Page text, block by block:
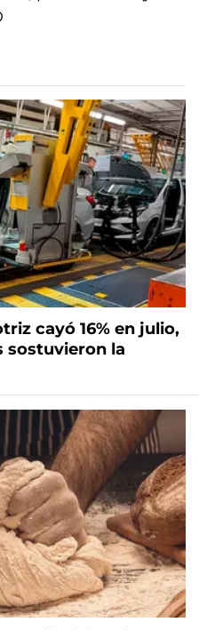
cayó 16% en julio,
sostuvieron la